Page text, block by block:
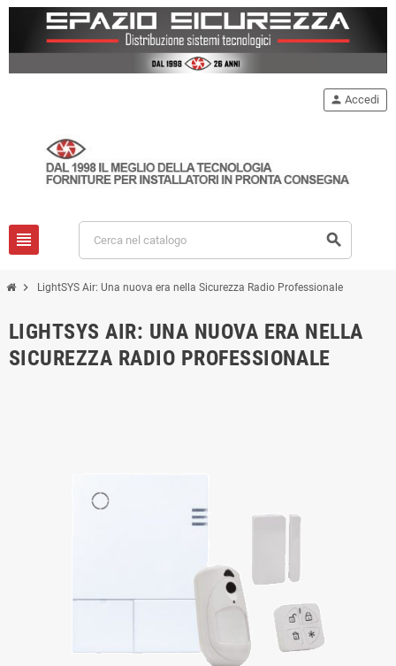
view_headline search
person Accedi
chevron_right LightSYS Air: Una nuova era nella Sicurezza Radio Professionale
LIGHTSYS AIR: UNA NUOVA ERA NELLA
SICUREZZA RADIO PROFESSIONALE